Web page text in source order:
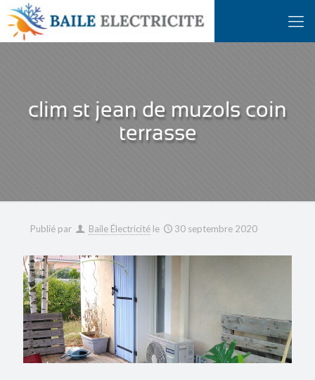
clim st jean de muzols coin
terrasse
Publié par Baile Électricité le 30 septembre 2020